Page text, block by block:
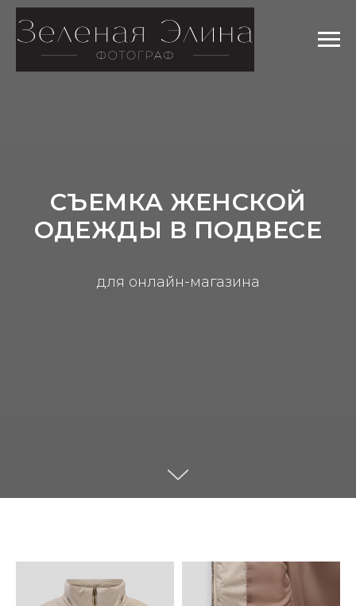
СЪЕМКА ЖЕНСКОЙ
ОДЕЖДЫ В ПОДВЕСЕ
для онлайн-магазина